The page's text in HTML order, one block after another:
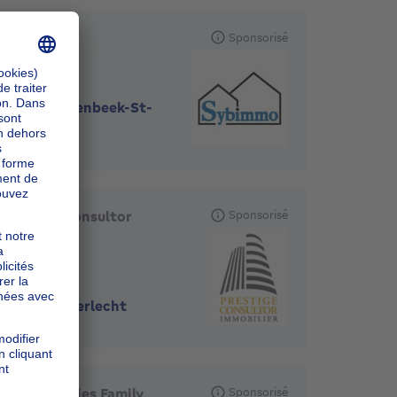
Sybimmo
1080-
Molenbeek-St-
Jean
Sponsorisé
Prestige Consultor
Immobilier
1070-Anderlecht
Sponsorisé
VS Properties Family
Sponsorisé